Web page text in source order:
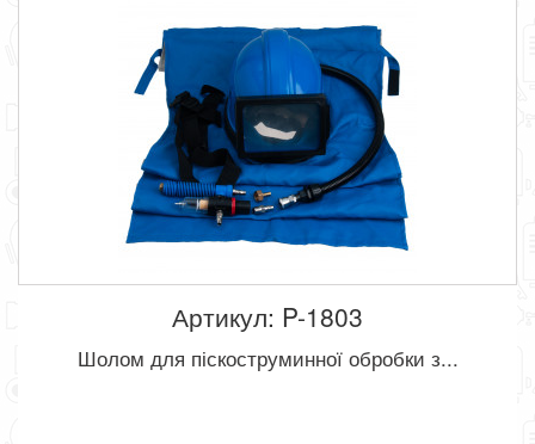
Артикул: P-1803
Шолом для піскоструминної обробки з...